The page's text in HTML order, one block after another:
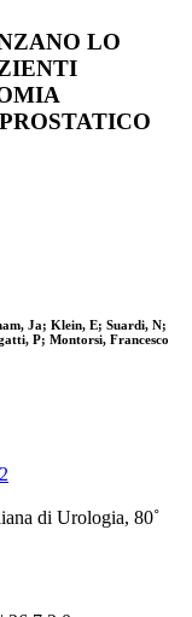
LO
Ja; Klein, E; Suardi, N;
P; Montorsi, Francesco
di Urologia, 80˚